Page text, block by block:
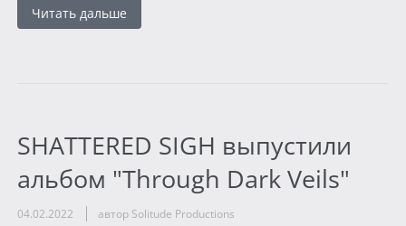
Читать дальше
SHATTERED SIGH выпустили
альбом "Through Dark Veils"
04.02.2022 автор Solitude Productions